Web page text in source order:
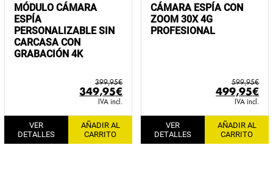
MÓDULO CÁMARA
ESPÍA
PERSONALIZABLE SIN
CARCASA CON
GRABACIÓN 4K
399,95€
El
precio
original
era:
399,95€.
349,95€
precio
actual
349,95€.
IVA incl.
VER
DETALLES
AÑADIR AL
CARRITO
CÁMARA ESPÍA CON
ZOOM 30X 4G
PROFESIONAL
599,95€
El
precio
original
era:
599,95€.
499,95€
IVA incl.
VER
DETALLES
AÑADIR AL
CARRITO